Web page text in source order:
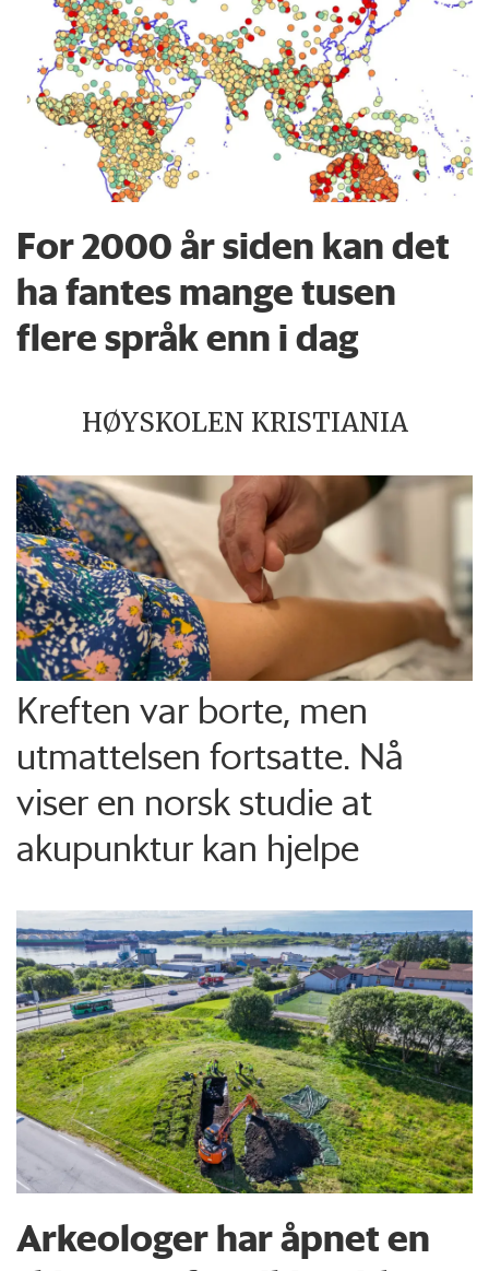
For 2000 år siden kan det
ha fantes mange tusen
flere språk enn i dag
HØYSKOLEN KRISTIANIA
Kreften var borte, men
utmattelsen fortsatte. Nå
viser en norsk studie at
akupunktur kan hjelpe
Arkeologer har åpnet en